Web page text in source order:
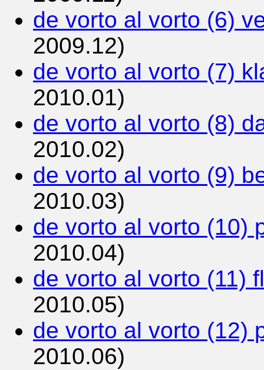
de vorto al vorto (6)
2009.12)
de vorto al vorto (7)
2010.01)
de vorto al vorto (8)
2010.02)
de vorto al vorto (9)
2010.03)
de vorto al vorto (10)
2010.04)
de vorto al vorto (11)
2010.05)
de vorto al vorto (12)
2010.06)